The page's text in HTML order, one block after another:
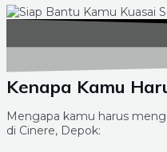
Kenapa Kamu
Mengapa kamu harus
di Cinere, Depok: